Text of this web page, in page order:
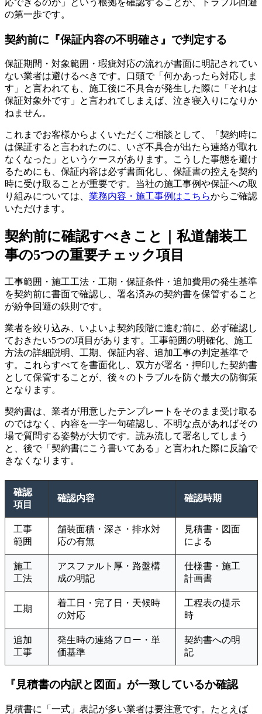
応できるのか」という根拠を確認することが、トラブル回避
の第一歩です。
契約前に『保証内容の不明確さ』で判定する
保証期間・対象範囲・瑕疵対応の流れが書面に明記されてい
ない業者は避けるべきです。口頭で「何かあったら対応しま
す」と言われても、施工後に不具合が発生した際に「それは
保証対象外です」と言われてしまえば、泣き寝入りになりか
ねません。
これまでお客様からよくいただくご相談として、「契約時に
は保証すると言われたのに、いざ不具合が出たら連絡が取れ
なくなった」というケースがあります。こうした事態を避け
るためにも、保証内容は必ず書面化し、保証書の控えを契約
時に受け取ることが重要です。当社の施工事例や保証への取
り組みについては、 業務内容・施工事例はこちらからご確認
いただけます。
契約前に確認すべきこと｜私道舗装工
事の5つの重要チェック項目
工事範囲・施工工法・工期・保証条件・追加費用の発生基準
を契約前に書面で確認し、署名済みの契約書を保管すること
が紛争回避の鉄則です。
業者を絞り込み、いよいよ契約段階に進む前に、必ず確認し
ておきたい5つの項目があります。工事範囲の明確化、施工
方法の詳細説明、工期、保証内容、追加工事の判定基準で
す。これらすべてを書面化し、双方が署名・押印した契約書
として保管することが、後々のトラブルを防ぐ最大の防御策
となります。
契約書は、業者が用意したテンプレートをそのまま受け取る
のではなく、内容を一字一句確認し、不明な点があればその
場で質問する姿勢が大切です。読み流して署名してしまう
と、後で「契約書にこう書いてある」と言われた際に反論で
きなくなります。
確認
項目
確認内容 確認時期
工事
範囲
舗装面積・深さ・排水対
応の有無
見積書・図面
による
施工
工法
アスファルト厚・路盤構
成の明記
仕様書・施工
計画書
工期
着工日・完了日・天候時
の対応
工程表の提示
時
追加
工事
発生時の連絡フロー・単
価基準
契約書への明
記
『見積書の内訳と図面』が一致しているか確認
見積書に「一式」表記が多い業者は要注意です。たとえば